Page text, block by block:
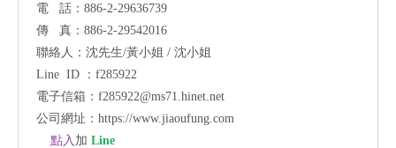
電 話：886-2-29636739
傳 真：886-2-29542016
聯絡人：沈先生/黃小姐 / 沈小姐
Line ID ：f285922
電子信箱： f285922@ms71.hinet.net
公司網址： https://www.jiaoufung.com
點入 加 Line